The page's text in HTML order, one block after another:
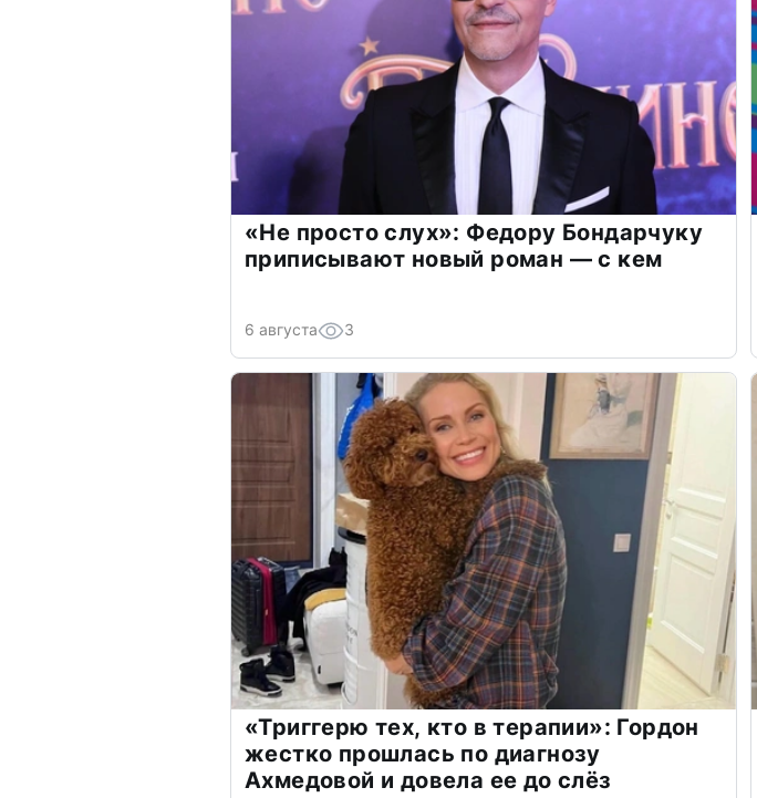
«Не просто слух»: Федору Бондарчуку
приписывают новый роман — с кем
6 августа 3
«Триггерю тех, кто в терапии»: Гордон
жестко прошлась по диагнозу
Ахмедовой и довела ее до слёз